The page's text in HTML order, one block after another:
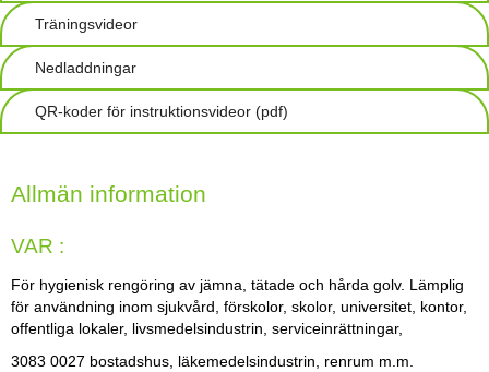
Träningsvideor
Nedladdningar
QR-koder för instruktionsvideor (pdf)
Allmän information
VAR :
För hygienisk rengöring av jämna, tätade och hårda golv. Lämplig
för användning inom sjukvård, förskolor, skolor, universitet, kontor,
offentliga lokaler, livsmedelsindustrin, serviceinrättningar,
3083 0027 bostadshus, läkemedelsindustrin, renrum m.m.